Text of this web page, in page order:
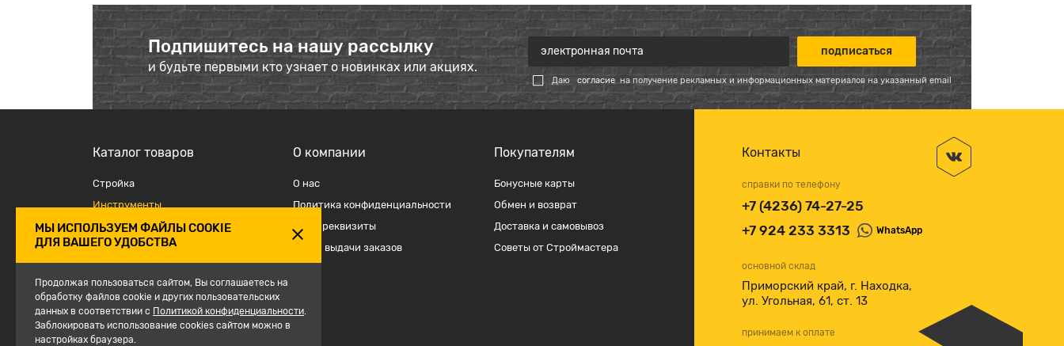
Подпишитесь на нашу рассылку
и будьте первыми кто узнает о новинках или акциях.
Даю согласие на получение рекламных и информационных материалов на указанный email
Контакты
справки по телефону
+7 (4236) 74-27-25
+7 924 233 3313
WhatsApp
основной склад
Приморский край, г. Находка,
ул. Угольная, 61, ст. 13
принимаем к оплате
Каталог товаров
Стройка
Инструменты
Отделка
Крепеж и такелаж
Средства защиты, спецодежда
Сантехника
Сезон
О компании
О наc
Политика конфиденциальности
Наши реквизиты
Точки выдачи заказов
Покупателям
Бонусные карты
Обмен и возврат
Доставка и самовывоз
Советы от Строймастера
МЫ ИСПОЛЬЗУЕМ ФАЙЛЫ COOKIE
ДЛЯ ВАШЕГО УДОБСТВА
Продолжая пользоваться сайтом, Вы соглашаетесь на
обработку файлов cookie и других пользовательских
данных в соответствии с Политикой конфиденциальности.
Заблокировать использование cookies сайтом можно в
настройках браузера.